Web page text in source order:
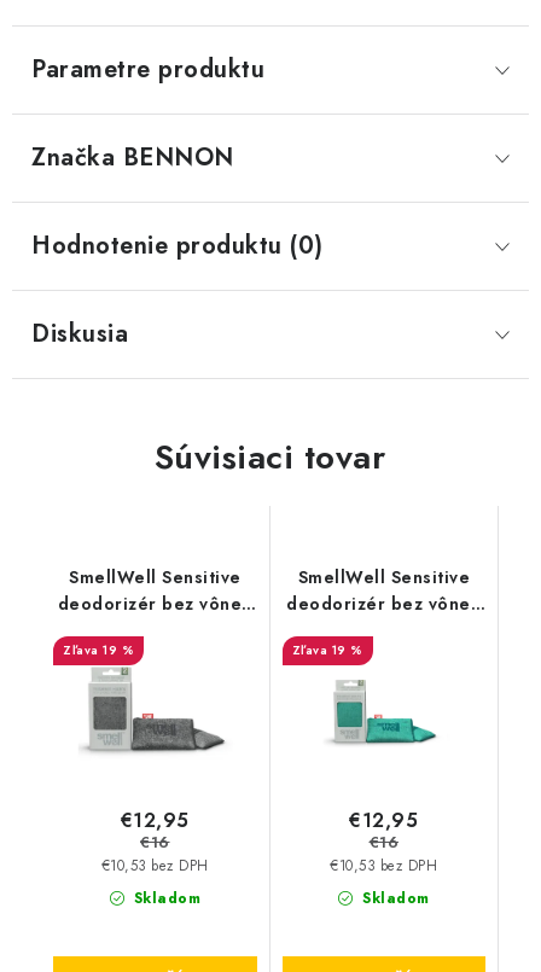
Parametre produktu
Značka BENNON
Hodnotenie produktu (0)
Diskusia
Súvisiaci tovar
SmellWell Sensitive
deodorizér bez vône -
Grey
19 %
Skladom
€10,53 bez DPH
€12,95
€16
SmellWell Sensitive
deodorizér bez vône -
Green
19 %
Skladom
€10,53 bez DPH
€12,95
€16